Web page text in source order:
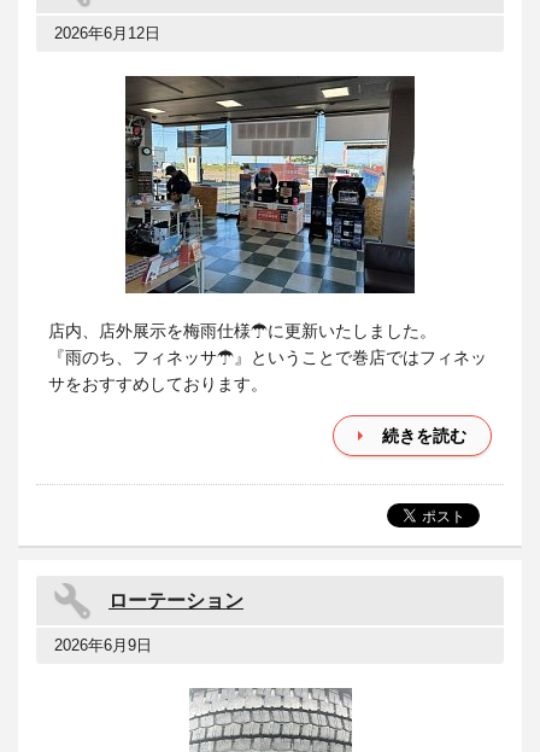
2026年6月12日
店内、店外展示を梅雨仕様☂に更新いたしました。
『雨のち、フィネッサ☂』ということで巻店ではフィネッ
サをおすすめしております。
続きを読む
ローテーション
2026年6月9日